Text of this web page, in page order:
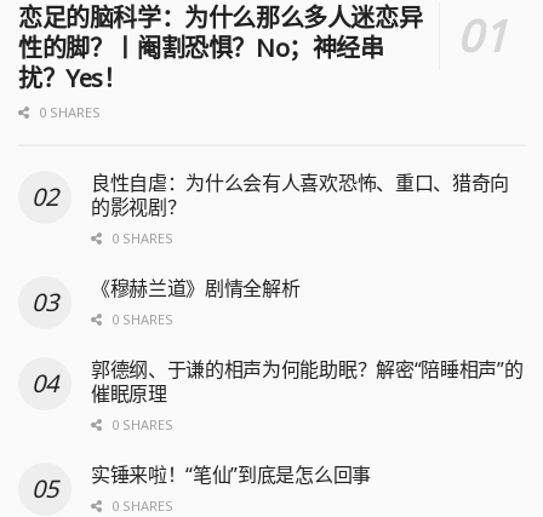
恋足的脑科学：为什么那么多人迷恋异
性的脚？丨阉割恐惧？No；神经串
扰？Yes！
0 SHARES
良性自虐：为什么会有人喜欢恐怖、重口、猎奇向
的影视剧？
0 SHARES
《穆赫兰道》剧情全解析
0 SHARES
郭德纲、于谦的相声为何能助眠？解密“陪睡相声”的
催眠原理
0 SHARES
实锤来啦！“笔仙”到底是怎么回事
0 SHARES